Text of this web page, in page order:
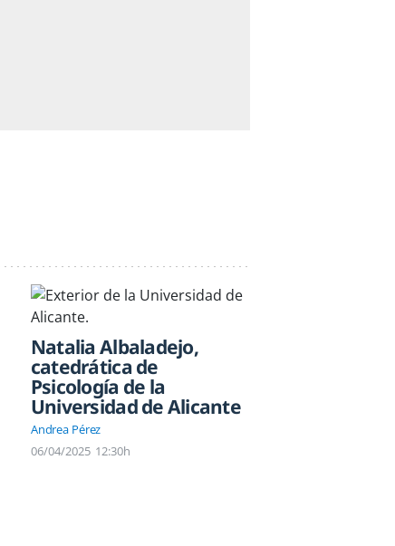
Natalia Albaladejo,
catedrática de
Psicología de la
Universidad de Alicante
Andrea Pérez
06/04/2025 12:30h